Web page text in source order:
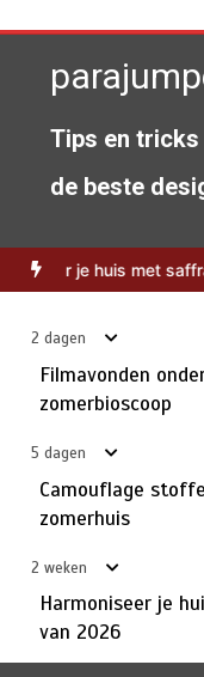
naar
inhoud
Tips en
de beste
de kleur
2 dagen
Filmavonden
zomerbioscoop
5 dagen
Camouflage
zomerhuis
2 weken
Harmoniseer je
van 2026
Harmoniseer
4
Onthul de
stedelijke
ondersteunen
juli 25, 2026